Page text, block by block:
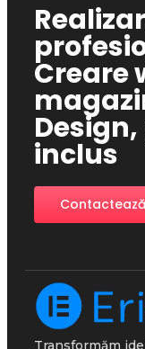
Creare
inclus
Transformăm